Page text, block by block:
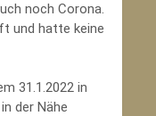
noch Corona.
und hatte keine
31.1.2022 in
der Nähe